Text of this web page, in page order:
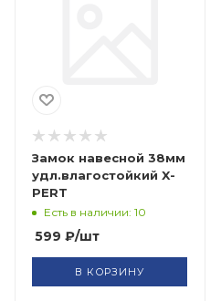
Замок навесной 38мм
удл.влагостойкий X-
PERT
Есть в наличии: 10
599 ₽/шт
В КОРЗИНУ